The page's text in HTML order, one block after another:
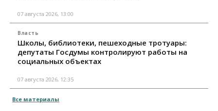
07 августа 2026, 13:00
Власть
Школы, библиотеки, пешеходные тротуары:
депутаты Госдумы контролируют работы на
социальных объектах
07 августа 2026, 12:35
Все материалы